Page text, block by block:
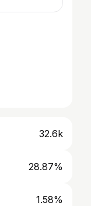
32.6k
28.87%
1.58%